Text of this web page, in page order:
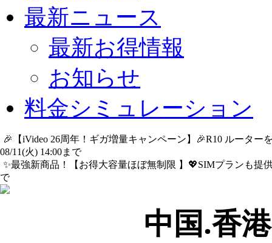
最新ニュース
最新お得情報
お知らせ
料金シミュレーション
🎉【iVideo 26周年！ギガ増量キャンペーン】🎉R10 ルータ
08/11(火) 14:00まで
✨️最強新商品！【お得大容量ほぼ無制限 】💖SIMプランも提
で
中国.香